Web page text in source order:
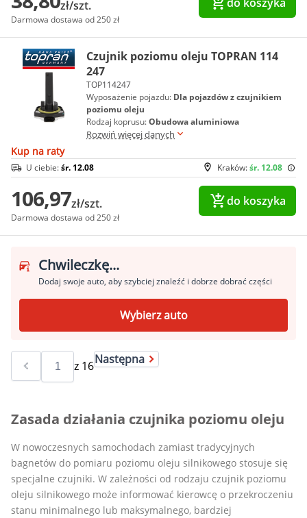
zł/szt.
Darmowa dostawa od 250 zł
Czujnik poziomu oleju TOPRAN 114
247
TOP114247
Wyposażenie pojazdu: Dla pojazdów z czujnikiem
poziomu oleju
Rodzaj koprusu:Obudowa aluminiowa
Rozwiń więcej danych
Kup na raty
Kraków:śr. 12.08
U ciebie:śr. 12.08
106,97zł/szt.
Darmowa dostawa od 250 zł
do koszyka
Chwileczkę...
Dodaj swoje auto, aby szybciej znaleźć i dobrze dobrać części
Wybierz auto
z 16Następna
Zasada działania czujnika poziomu oleju
W nowoczesnych samochodach zamiast tradycyjnych
bagnetów do pomiaru poziomu oleju silnikowego stosuje się
specjalne czujniki. W zależności od rodzaju czujnik poziomu
oleju silnikowego może informować kierowcę o przekroczeniu
stanu minimalnego lub maksymalnego, bardziej